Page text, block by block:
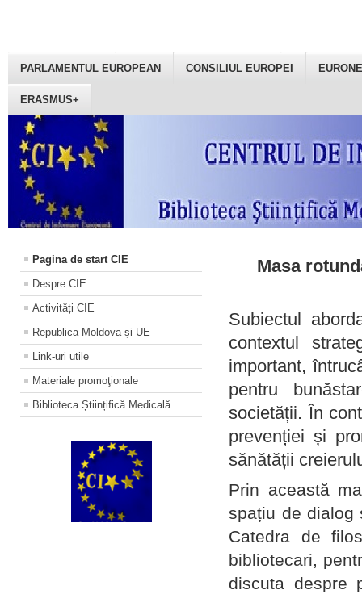
PARLAMENTUL EUROPEAN CONSILIUL EUROPEI
ERASMUS+
Pagina de start CIE
Despre CIE
Activități CIE
Republica Moldova și UE
Link-uri utile
Materiale promoţionale
Biblioteca Științifică Medicală
Masa
Subiectul
contextul
important,
pentru
societății. În
prevenției și
sănătății
Prin această
spațiu de dialog
Catedra de
bibliotecari,
discuta despre